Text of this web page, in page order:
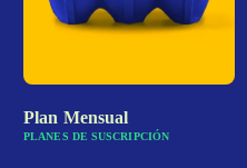
Plan Mensual
PLANES DE SUSCRIPCIÓN